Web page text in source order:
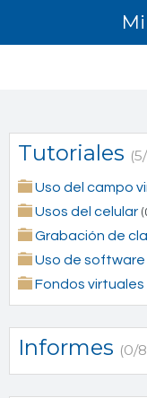
Tutoriales
Uso del campo
Usos del celular
Grabación de
Uso de
Fondos virtuales
Informes (0/